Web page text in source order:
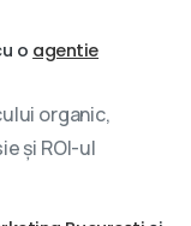
o agentie
organic,
și ROI-ul